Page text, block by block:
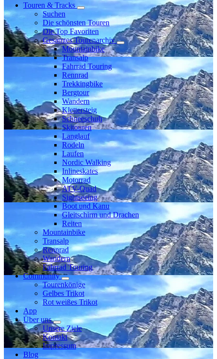
Touren & Tracks
Suchen
Die schönsten Touren
Die Top Favoriten
Gesamtes Tourenarchiv
Mountainbike
Transalp
Fahrrad Touring
Rennrad
Trekkingbike
Bergtour
Wandern
Klettersteig
Schneeschuh
Skitouren
Langlauf
Rodeln
Laufen
Nordic Walking
Inlineskates
Motorrad
ATV-Quad
Sightseeing
Boot und Kanu
Gleitschirm und Drachen
Reiten
Mountainbike
Transalp
Rennrad
Wandern
Fahrrad Touring
Community
Tourenkönige
Gelbes Trikot
Rot weißes Trikot
App
Über uns
Unsere Ziele
Kontakt
Impressum
Blog